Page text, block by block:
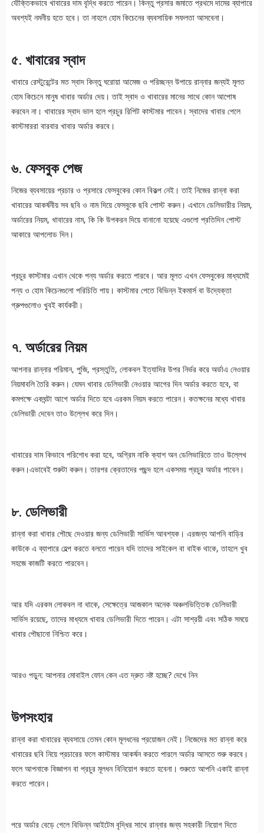
যৌক্তিকভাবে খাবারের দাম বৃদ্ধি করতে পারেন। কিন্তু প্রসার জমাতে প্রথমে দামের ব্যাপারে
অবশ্যই নমনীয় হতে হবে। তা নাহলে হোম কিচেনের ব্যবসায়িক সফলতা আসবেনা।
৫. খাবারের স্বাদ
খাবারে রেস্টুরেন্টের মত স্বাদ কিন্তু ঘরোয়া আমেজ ও পরিচ্ছন্ন উপায়ে রান্নার জন্যই মূলত
হোম কিচেনে মানুষ খাবার অর্ডার দেয়। তাই স্বাদ ও খাবারের মানের সাথে কোন আপোষ
করবেন না। খাবারের স্বাদ ভাল হলে প্রচুর রিপিট কাস্টমার পাবেন। স্বাদের খাবার পেলে
কাস্টমাররা বারবার খাবার অর্ডার করবে।
৬. ফেসবুক পেজ
নিজের ব্যবসায়ের প্রচার ও প্রসারে ফেসবুকের কোন বিকল্প নেই। তাই নিজের রান্না করা
খাবারের আকর্ষনীয় সব ছবি ও নাম দিয়ে ফেসবুকে ছবি পোস্ট করুন। এখানে ডেলিভারীর নিয়ম,
অর্ডারের নিয়ম, খাবারের নাম, কি কি উপকরন দিয়ে বানানো হয়েছে এগুলো প্রতিদিন পোস্ট
আকারে আপলোড দিন।
প্রচুর কাস্টমার এখান থেকে পন্য অর্ডার করতে পারবে। আর মূলত এখন ফেসবুকের মাধ্যমেই
পন্য ও হোম কিচেনগুলো পরিচিতি পায়। কাস্টমার পেতে বিভিন্ন ইকমার্স বা উদ্যেক্তা
গ্রুপগুলোও খুবই কার্যকরী।
৭. অর্ডারের নিয়ম
আপনার রান্নার পরিমান, পুজি, প্রস্তুতি, লোকবল ইত্যাদির উপর নির্ভর করে অর্ডাএ নেওয়ার
নিয়মাবলি তৈরি করুন। যেমন খাবার ডেলিভারী নেওয়ার আগের দিন অর্ডার করতে হবে, বা
কমপক্ষে একঘন্টা আগে অর্ডার দিতে হবে এরকম নিয়ম করতে পারেন। কতক্ষনের মধ্যে খাবার
ডেলিভারী দেবেন তাও উল্লেখ করে দিন।
খাবারের দাম কিভাবে পরিশোধ করা হবে, অগ্রিম নাকি ক্যাশ অন ডেলিভারিতে তাও উল্লেখ
করুন।এভাবেই শুরুটা করুন। তারপর ক্রেতাদের পছন্দ হলে একসময় প্রচুর অর্ডার পাবেন।
৮. ডেলিভারী
রান্না করা খাবার পৌছে দেওয়ার জন্য ডেলিভারী সার্ভিস আবশ্যক। এরজন্য আপনি বাড়ির
কাউকে এ ব্যাপারে হেল্প করতে বলতে পারেন যদি তাদের সাইকেল বা বাইক থাকে, তাহলে খুব
সহজে কাজটি করতে পারবেন।
আর যদি এরকম লোকবল না থাকে, সেক্ষেত্রে আজকাল অনেক অঞ্চলভিত্তিক ডেলিভারী
সার্ভিস রয়েছে, তাদের মাধ্যমে খাবার ডেলিভারী দিতে পারেন। এটা সাশ্রয়ী এবং সঠিক সময়ে
খাবার পৌছানো নিশ্চিত করে।
আরও পড়ুন: আপনার মোবাইল ফোন কেন এত দ্রুত নষ্ট হচ্ছে? দেখে নিন
উপসংহার
রান্না করা খাবারের ব্যবসায়ে তেমন কোন মূলধনের প্রয়োজন নেই। নিজেদের মত রান্না করে
খাবারের ছবি নিয়ে প্রচারের ফলে কাস্টমার আকর্ষন করতে পারলে অর্ডার আসতে শুরু করবে।
ফলে আপনাকে বিজ্ঞাপন বা প্রচুর মূলধন বিনিয়োগ করতে হবেনা। শুরুতে আপনি একাই রান্না
করতে পারেন।
পরে অর্ডার বেড়ে গেলে বিভিন্ন আইটেম বৃদ্ধির সাথে রান্নার জন্য সহকারী নিয়োগ দিতে